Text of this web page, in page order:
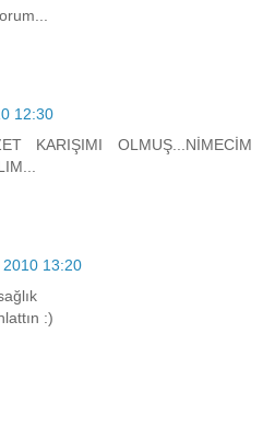
12:30
KARIŞIMI OLMUŞ...NİMECİM
2010 13:20
:)